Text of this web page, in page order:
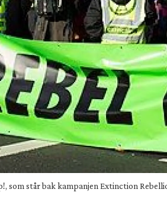
som står bak kampanjen Extinction